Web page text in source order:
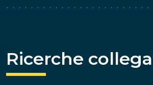
Ricerche